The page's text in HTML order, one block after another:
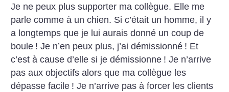
Je ne peux plus supporter ma collègue. Elle me
parle comme à un chien. Si c’était un homme, il y
a longtemps que je lui aurais donné un coup de
boule ! Je n’en peux plus, j’ai démissionné ! Et
c’est à cause d’elle si je démissionne ! Je n’arrive
pas aux objectifs alors que ma collègue les
dépasse facile ! Je n’arrive pas à forcer les clients